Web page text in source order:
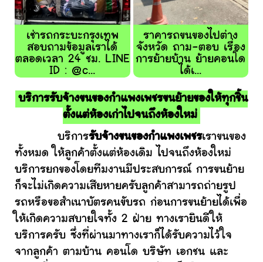
เช่ารถกระบะกรุงเทพ
สอบถามข้อมูลเราได้
ตลอดเวลา 24 ชม. LINE
ID : @c...
ราคารถขนของไปต่าง
จังหวัด ถาม-ตอบ เรื่อง
การย้ายบ้าน ย้ายคอนโด
ได้เ...
บริการรับจ้างขนของกำแพงเพชรขนย้ายของให้ทุกชิ้น
ตั้งแต่ห้องเก่าไปจนถึงห้องใหม่
บริการรับจ้างขนของกำแพงเพชรเราขนของ
ทั้งหมด ให้ลูกค้าตั้งแต่ห้องเดิม ไปจนถึงห้องใหม่
บริการยกของโดยทีมงานมีประสบการณ์ การขนย้าย
ก็จะไม่เกิดความเสียหายครับลูกค้าสามารถถ่ายรูป
รถหรือขอสำเนาบัตรคนขับรถ ก่อนการขนย้ายได้เพื่อ
ให้เกิดความสบายใจทั้ง 2 ฝ่าย ทางเรายินดีให้
บริการครับ ซึ่งที่ผ่านมาทางเราก็ได้รับความไว้ใจ
จากลูกค้า ตามบ้าน คอนโด บริษัท เอกชน และ